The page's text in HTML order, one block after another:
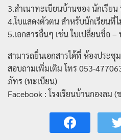
3.สำเนาทะเบียนบ้านของ นักเรีย
4.ใบแสดงตัวตน สำหรับนักเรียนที่
5.เอกสารอื่นๆ เช่น ใบเปลี่ยนชื่อ
สามารถยื่นเอกสารได้ที่ ห้องประชุ
สอบถามเพิ่มเติม โทร 053-
ภัทร (ทะเบียน)
Facebook : โรงเรียนบ้านกองลม